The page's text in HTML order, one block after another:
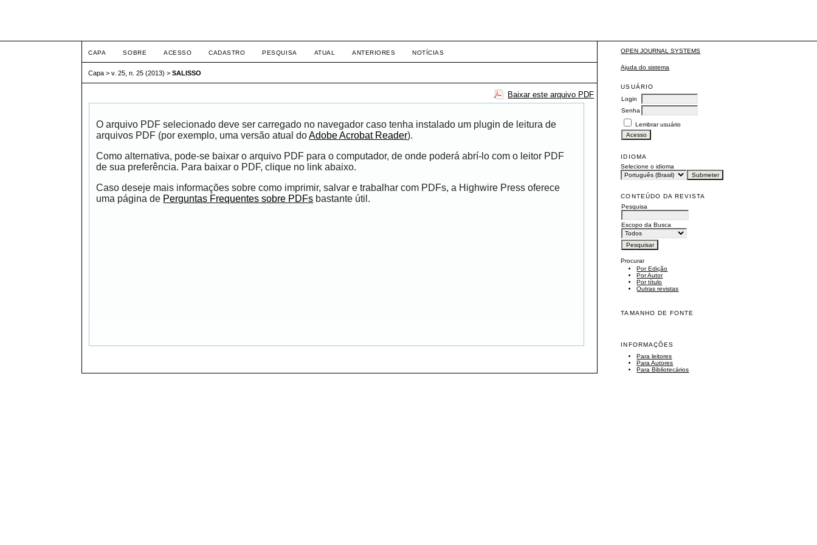
OPEN JOURNAL SYSTEMS
Ajuda do sistema
USUÁRIO
Login
Senha
Lembrar usuário
IDIOMA
Selecione o idioma
CONTEÚDO DA REVISTA
Pesquisa
Escopo da Busca
Procurar
Por Edição
Por Autor
Por título
Outras revistas
TAMANHO DE FONTE
INFORMAÇÕES
Para leitores
Para Autores
Para Bibliotecários
CAPA SOBRE ACESSO CADASTRO PESQUISA ATUAL ANTERIORES NOTÍCIAS
Capa >v. 25, n. 25 (2013) >SALISSO
Baixar este arquivo PDF
O arquivo PDF selecionado deve ser carregado no navegador caso tenha instalado um plugin de leitura de
arquivos PDF (por exemplo, uma versão atual doAdobe Acrobat Reader).
Como alternativa, pode-se baixar o arquivo PDF para o computador, de onde poderá abrí-lo com o leitor PDF
de sua preferência. Para baixar o PDF, clique no link abaixo.
Caso deseje mais informações sobre como imprimir, salvar e trabalhar com PDFs, a Highwire Press oferece
uma página de Perguntas Frequentes sobre PDFs bastante útil.